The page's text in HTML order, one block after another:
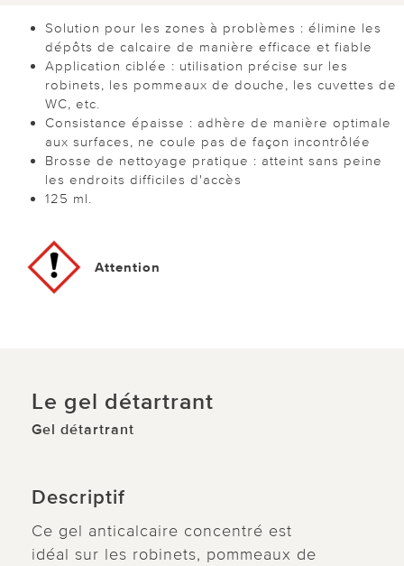
Solution pour les zones à problèmes : élimine les
dépôts de calcaire de manière efficace et fiable
Application ciblée : utilisation précise sur les
robinets, les pommeaux de douche, les cuvettes de
WC, etc.
Consistance épaisse : adhère de manière optimale
aux surfaces, ne coule pas de façon incontrôlée
Brosse de nettoyage pratique : atteint sans peine
les endroits difficiles d'accès
125 ml.
Attention
Le gel détartrant
Gel détartrant
Descriptif
Ce gel anticalcaire concentré est
idéal sur les robinets, pommeaux de